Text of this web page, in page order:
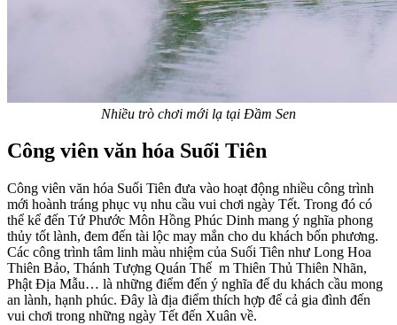
Nhiều trò chơi mới lạ tại Đầm Sen
Công viên văn hóa Suối Tiên
Công viên văn hóa Suối Tiên đưa vào hoạt động nhiều công trình
mới hoành tráng phục vụ nhu cầu vui chơi ngày Tết. Trong đó có
thể kể đến Tứ Phước Môn Hồng Phúc Dinh mang ý nghĩa phong
thủy tốt lành, đem đến tài lộc may mắn cho du khách bốn phương.
Các công trình tâm linh màu nhiệm của Suối Tiên như Long Hoa
Thiên Bảo, Thánh Tượng Quán Thế m Thiên Thủ Thiên Nhãn,
Phật Địa Mẫu… là những điểm đến ý nghĩa để du khách cầu mong
an lành, hạnh phúc. Đây là địa điểm thích hợp để cả gia đình đến
vui chơi trong những ngày Tết đến Xuân về.